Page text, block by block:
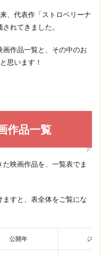
、代表作「ストロベリーナ
れてきました。
作品一覧と、その中のお
思います！
作品一覧
映画作品を、一覧表でま
すと、表全体をご覧にな
公開年 ジャン